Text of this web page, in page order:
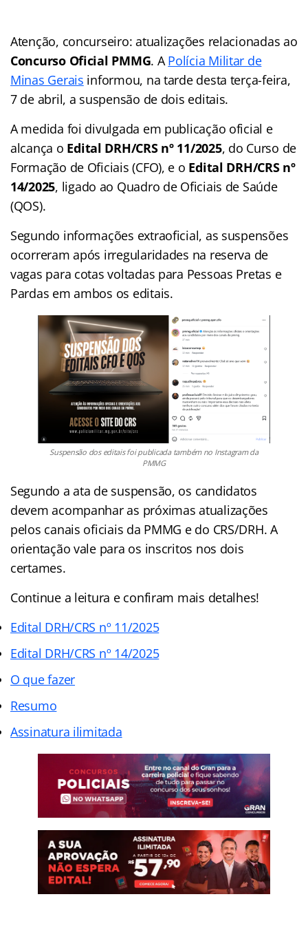
Atenção, concurseiro: atualizações relacionadas ao
Concurso Oficial PMMG. APolícia Militar de
Minas Gerais informou, na tarde desta terça-feira,
7 de abril, a suspensão de dois editais.
A medida foi divulgada em publicação oficial e
alcança o Edital DRH/CRS nº 11/2025, do Curso de
Formação de Oficiais (CFO), e o Edital DRH/CRS nº
14/2025, ligado ao Quadro de Oficiais de Saúde
(QOS).
Segundo informações extraoficial, as suspensões
ocorreram após irregularidades na reserva de
vagas para cotas voltadas para Pessoas Pretas e
Pardas em ambos os editais.
Suspensão dos editais foi publicada também no Instagram da
PMMG
Segundo a ata de suspensão, os candidatos
devem acompanhar as próximas atualizações
pelos canais oficiais da PMMG e do CRS/DRH. A
orientação vale para os inscritos nos dois
certames.
Continue a leitura e confiram mais detalhes!
Edital DRH/CRS nº 11/2025
Edital DRH/CRS nº 14/2025
O que fazer
Resumo
Assinatura ilimitada